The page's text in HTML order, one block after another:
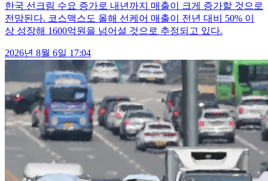
한국 선크림 수요 증가로 내년까지 매출이 크게 증가할 것으로
전망된다. 코스맥스도 올해 선케어 매출이 전년 대비 50% 이
상 성장해 1600억원을 넘어설 것으로 추정되고 있다.
2026년 8월 6일 17:04